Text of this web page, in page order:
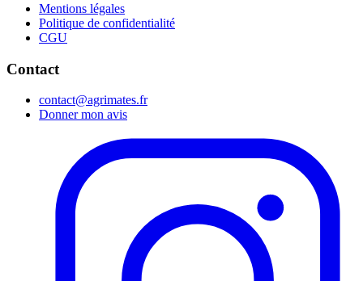
Mentions légales
Politique de confidentialité
CGU
Contact
contact@agrimates.fr
Donner mon avis